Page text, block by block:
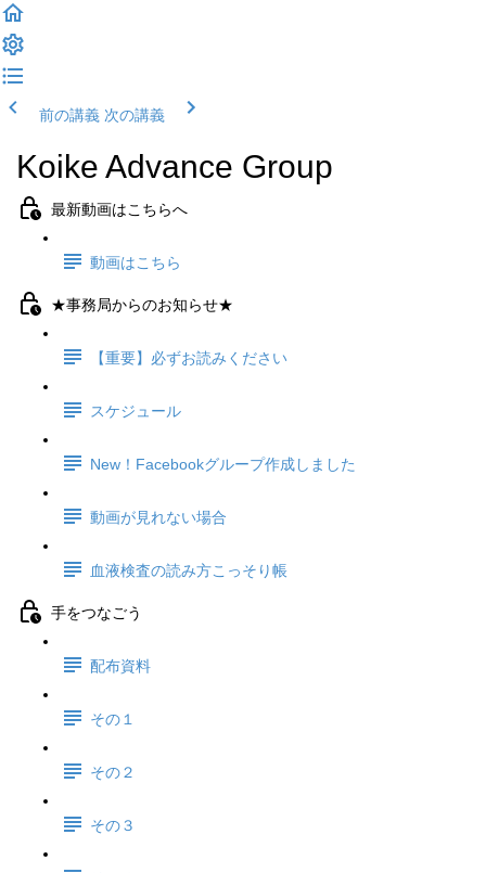
前の講義 次の講義
Koike Advance Group
最新動画はこちらへ
動画はこちら
★事務局からのお知らせ★
【重要】必ずお読みください
スケジュール
New！Facebookグループ作成しました
動画が見れない場合
血液検査の読み方こっそり帳
手をつなごう
配布資料
その１
その２
その３